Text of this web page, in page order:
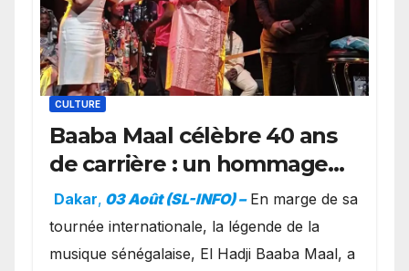
CULTURE
Baaba Maal célèbre 40 ans
de carrière : un hommage
exceptionnel à Oslo en
présence de la famille
royale.
Dakar, 03 Août (SL-INFO) – ​En marge de sa
tournée internationale, la légende de la
musique sénégalaise, El Hadji Baaba Maal, a